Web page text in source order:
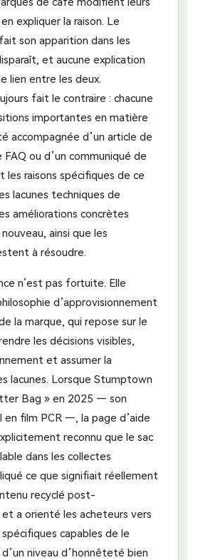
expliquer la raison. Le
son apparition dans les
et aucune explication
lien entre les deux.
fait le contraire : chacune
importantes en matière
accompagnée d’un article de
FAQ ou d’un communiqué de
les raisons spécifiques de ce
lacunes techniques de
améliorations concrètes
ainsi que les
à résoudre.
n’est pas fortuite. Elle
d’approvisionnement
la marque, qui repose sur le
les décisions visibles,
et assumer la
lacunes. Lorsque Stumptown
Bag » en 2025 — son
en film PCR —, la page d’aide
reconnu que le sac
dans les collectes
ce que signifiait réellement
recyclé post-
a orienté les acheteurs vers
capables de le
niveau d’honnêteté bien